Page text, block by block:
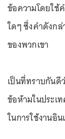
ข้อความโดยใช้
ใดๆ ซึ่งคำดังก
ของพวกเขา
เป็นที่ทราบกันดี
ข้อห้ามในประเ
ในการใช้งานอิ